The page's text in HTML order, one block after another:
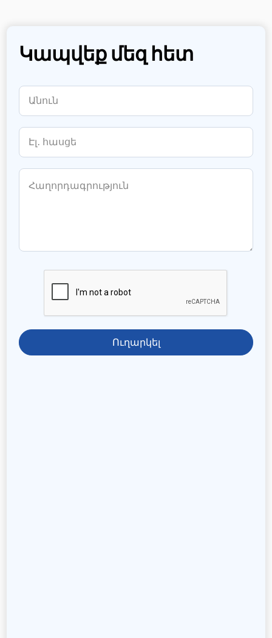
Կապվեք մեզ հետ
Ուղարկել